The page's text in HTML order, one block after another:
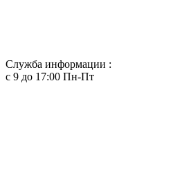
Служба информации :
с 9 до 17:00 Пн-Пт